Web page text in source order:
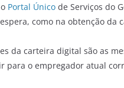
Portal Único de Serviços do
como na obtenção da
da carteira digital são as
para o empregador atual